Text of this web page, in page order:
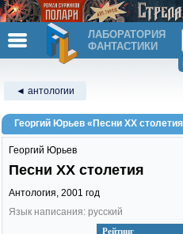
ЛАБОРАТОРИЯ
ФАНТАСТИКИ
◄ антологии
Георгий Юрьев «Песни XX
Рейтинг
Георгий Юрьев
Песни XX столетия
Антология, 2001 год
Язык написания: русский